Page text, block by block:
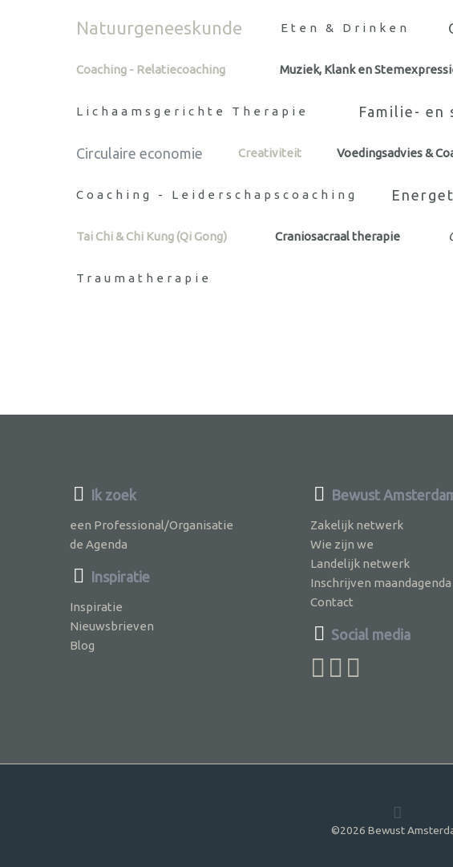
Natuurgeneeskunde Eten & Drinken
Coaching - Relatiecoaching Muziek, Klank en
Lichaamsgerichte Therapie Familie- en
Circulaire economie Creativiteit Voedingsadvies &
Coaching - Leiderschapscoaching
Tai Chi & Chi Kung (Qi Gong) Craniosacraal therapie
Traumatherapie
Ik zoek
een Professional/Organisatie
de Agenda
Inspiratie
Inspiratie
Nieuwsbrieven
Blog
Bewust
Zakelijk netwerk
Wie zijn we
Landelijk netwerk
Inschrijven maandagenda
Contact
Social media
©2026 Bewust